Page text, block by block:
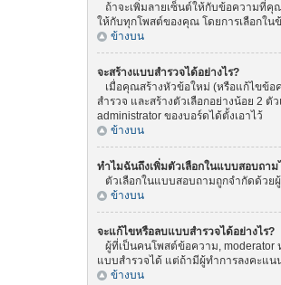
ถ้าจะเพิ่มลายเซ็นต์ให้กับข้อความที่คุ
ให้กับทุกโพสต์ของคุณ โดยการเลือกใ
ข้างบน
จะสร้างแบบสำรวจได้อย่างไร?
เมื่อคุณสร้างหัวข้อใหม่ (หรือแก้ไขข้
สำรวจ และสร้างตัวเลือกอย่างน้อย 2
administrator ของบอร์ดได้ตั้งเอาไว้
ข้างบน
ทำไมฉันถึงเพิ่มตัวเลือกในแบบสอบถาม
ตัวเลือกในแบบสอบถามถูกจำกัดด้วย
ข้างบน
จะแก้ไขหรือลบแบบสำรวจได้อย่างไร?
ผู้ที่เป็นคนโพสต์ข้อความ, moderator
แบบสำรวจได้ แต่ถ้ามีผู้ทำการลงคะแน
ข้างบน